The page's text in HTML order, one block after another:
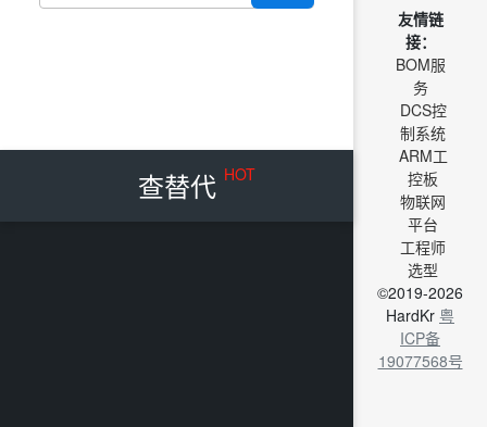
查替代 HOT
友情链
接：
BOM服
务
DCS控
制系统
ARM工
控板
物联网
平台
工程师
选型
©2019-2026
HardKr 粤
ICP备
19077568号